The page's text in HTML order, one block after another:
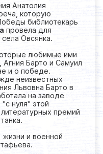
Анатолия
которую
библиотекарь
провела для
Овсянка.
любимые ими
Барто и Самуил
и о победе.
неизвестных
Львовна Барто в
на заводе
нуля" этой
премий
жизни и военной